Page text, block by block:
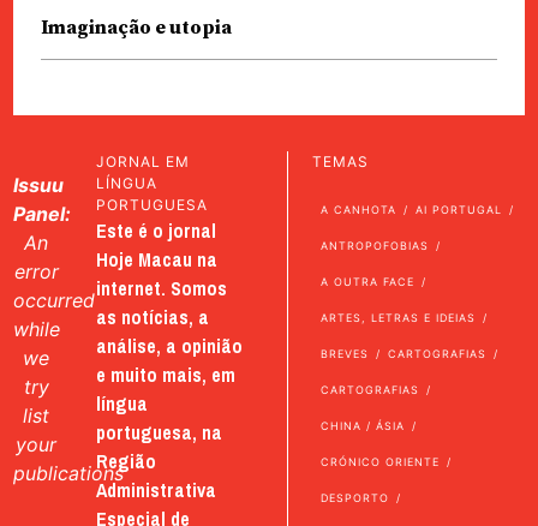
Imaginação e utopia
Issuu
Panel:
An
error
occurred
while
we
try
list
your
publications
JORNAL EM
LÍNGUA
PORTUGUESA
Este é o jornal
Hoje Macau na
internet. Somos
as notícias, a
análise, a opinião
e muito mais, em
língua
portuguesa, na
Região
Administrativa
Especial de
TEMAS
A CANHOTA AI PORTUGAL
ANTROPOFOBIAS
A OUTRA FACE
ARTES, LETRAS E IDEIAS
BREVES CARTOGRAFIAS
CARTOGRAFIAS
CHINA / ÁSIA
CRÓNICO ORIENTE
DESPORTO